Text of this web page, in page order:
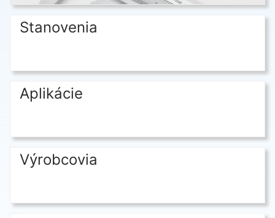
Stanovenia
Aplikácie
Výrobcovia